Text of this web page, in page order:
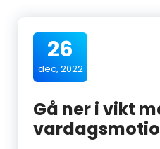
26
dec, 2022
Gå ner i vikt